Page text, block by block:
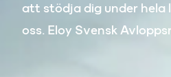
att stödja dig under hela
oss. Eloy Svensk